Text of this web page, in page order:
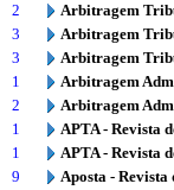
2
Arbitragem
3
Arbitragem
3
Arbitragem
1
Arbitragem
2
Arbitragem
1
APTA - Revista
1
APTA - Revista
9
Aposta - Revista